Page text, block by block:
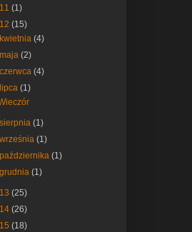
(1)
(15)
kwietnia(4)
maja(2)
czerwca(4)
lipca(1)
sierpnia(1)
września(1)
października(1)
grudnia(1)
(25)
(26)
(18)